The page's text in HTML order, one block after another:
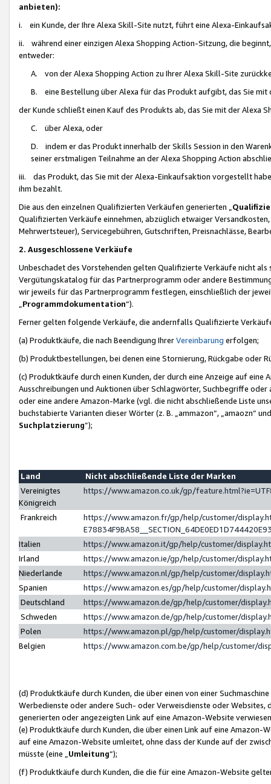
anbieten):
i. ein Kunde, der Ihre Alexa Skill-Site nutzt, führt eine Alexa-
ii. während einer einzigen Alexa Shopping Action-Sitzung, die
entweder:
A. von der Alexa Shopping Action zu Ihrer Alexa Skill-Site
B. eine Bestellung über Alexa für das Produkt aufgibt, das Sie mit
der Kunde schließt einen Kauf des Produkts ab, das Sie mit der Alexa
C. über Alexa, oder
D. indem er das Produkt innerhalb der Skills Session in den
seiner erstmaligen Teilnahme an der Alexa Shopping Action
iii. das Produkt, das Sie mit der Alexa-Einkaufsaktion vorgestellt
ihm bezahlt.
Die aus den einzelnen Qualifizierten Verkäufen generierten „
Qualifizierten Verkäufe einnehmen, abzüglich etwaiger
Mehrwertsteuer), Servicegebühren, Gutschriften, Preisnachlässe,
2. Ausgeschlossene Verkäufe
Unbeschadet des Vorstehenden gelten Qualifizierte Verkäufe nicht
Vergütungskatalog für das Partnerprogramm oder andere
wir jeweils für das Partnerprogramm festlegen, einschließlich der
Programmdokumentation“).
Ferner gelten folgende Verkäufe, die andernfalls Qualifizierte
(a) Produktkäufe, die nach Beendigung IhrerVereinbarung erfolgen;
(b) Produktbestellungen, bei denen eine Stornierung, Rückgabe oder
(c) Produktkäufe durch einen Kunden, der durch eine Anzeige auf
Ausschreibungen und Auktionen über Schlagwörter, Suchbegriffe
oder eine andere Amazon-Marke (vgl. die nicht abschließende Liste
buchstabierte Varianten dieser Wörter (z. B. „ammazon“, „amaozn“
Suchplatzierung”);
Land
Nicht abschließende Liste der Marken
Vereinigtes
Königreich
https://www.amazon.co.uk/gp/
Frankreich
https://www.amazon.fr/gp/help/customer/
Italien
https://www.amazon.it/gp/help/customer/
Irland
https://www.amazon.ie/gp/help/customer/
Niederlande
https://www.amazon.nl/gp/help/customer/
Spanien
https://www.amazon.es/gp/help/customer/
Deutschland
https://www.amazon.de/gp/help/customer/
Schweden
https://www.amazon.de/gp/help/customer/
Polen
https://www.amazon.pl/gp/help/customer/
Belgien
https://www.amazon.com.be/gp/help/customer/
(d) Produktkäufe durch Kunden, die über einen von einer
Werbedienste oder andere Such- oder Verweisdienste oder Websites,
generierten oder angezeigten Link auf eine Amazon-Website
(e) Produktkäufe durch Kunden, die über einen Link auf eine
auf eine Amazon-Website umleitet, ohne dass der Kunde auf der
müsste (eine „ Umleitung“);
(f) Produktkäufe durch Kunden, die die für eine Amazon-Website